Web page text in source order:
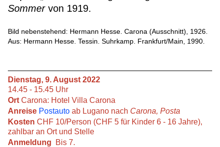
Sommervon 1919.
Bild nebenstehend: Hermann Hesse. Carona (Ausschnitt), 1926.
Aus: Hermann Hesse. Tessin. Suhrkamp. Frankfurt/Main, 1990.
Dienstag, 9. August 2022
14.45 - 15.45 Uhr
Ort Carona: Hotel Villa Carona
Anreise Postauto ab Lugano nach Carona, Posta
Kosten CHF 10/Person (CHF 5 für Kinder 6 - 16 Jahre),
zahlbar an Ort und Stelle
Anmeldung
Bis 7.